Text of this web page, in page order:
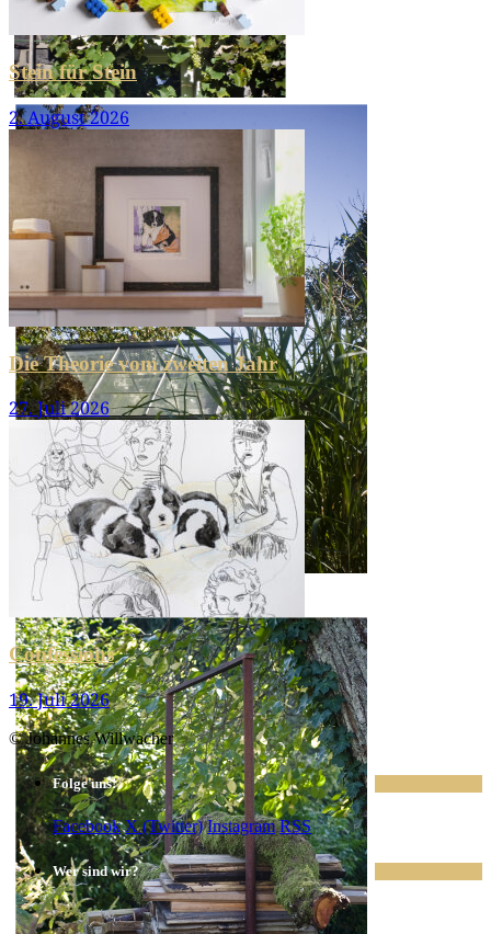
Einsichten
Grün im Gar­ten I
Stein für Stein
2. August 2026
Die Theorie vom zweiten Jahr
27. Juli 2026
Confessions
19. Juli 2026
© Johannes Willwacher
Folge uns!
Facebook X (Twitter) Instagram RSS
Wer sind wir?